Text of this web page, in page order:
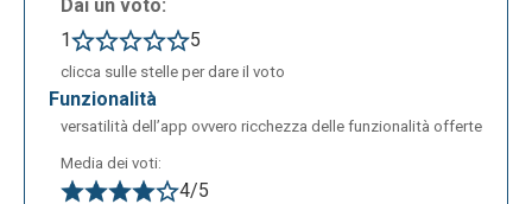
Dai un voto:
1
5
clicca sulle stelle per dare il voto
funzionalità
versatilità dell’app ovvero ricchezza delle funzionalità offerte
Media dei voti:
4/5